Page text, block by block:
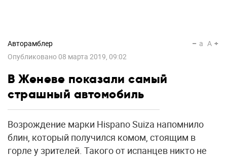
Авторамблер
Опубликовано 08 марта 2019, 09:02
a A
В Женеве показали самый
страшный автомобиль
Возрождение марки Hispano Suiza напомнило
блин, который получился комом, стоящим в
горле у зрителей. Такого от испанцев никто не